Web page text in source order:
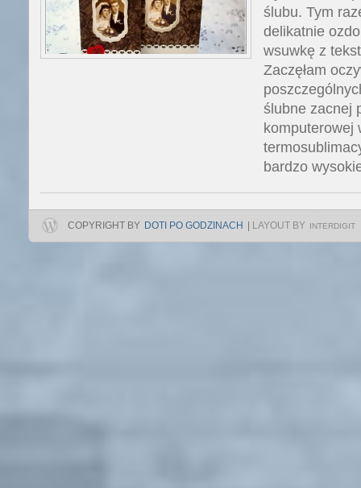
ślubu. Tym
delikatnie
wsuwkę z
Zaczęłam
ślubne zacnej
komputerowej
bardzo
COPYRIGHT BY DOTI PO GODZINACH LAYOUT BY INTERDIGIT